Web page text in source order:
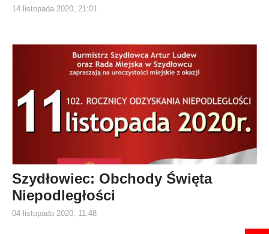
14 listopada 2020, 21:01
Szydłowiec: Obchody Święta
Niepodległości
04 listopada 2020, 11:48